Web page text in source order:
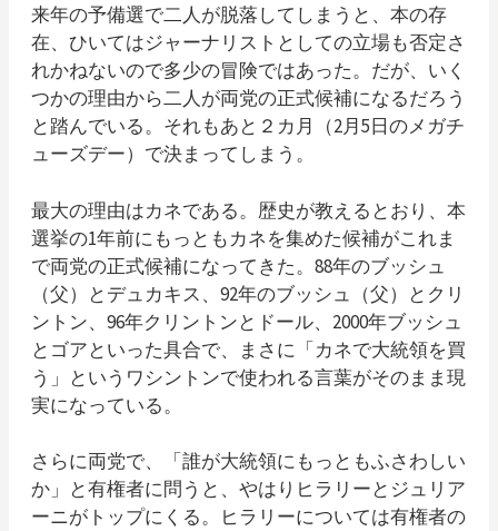
来年の予備選で二人が脱落してしまうと、本の存
在、ひいてはジャーナリストとしての立場も否定さ
れかねないので多少の冒険ではあった。だが、いく
つかの理由から二人が両党の正式候補になるだろう
と踏んでいる。それもあと２カ月（2月5日のメガチ
ューズデー）で決まってしまう。
最大の理由はカネである。歴史が教えるとおり、本
選挙の1年前にもっともカネを集めた候補がこれま
で両党の正式候補になってきた。88年のブッシュ
（父）とデュカキス、92年のブッシュ（父）とクリ
ントン、96年クリントンとドール、2000年ブッシュ
とゴアといった具合で、まさに「カネで大統領を買
う」というワシントンで使われる言葉がそのまま現
実になっている。
さらに両党で、「誰が大統領にもっともふさわしい
か」と有権者に問うと、やはりヒラリーとジュリア
ーニがトップにくる。ヒラリーについては有権者の